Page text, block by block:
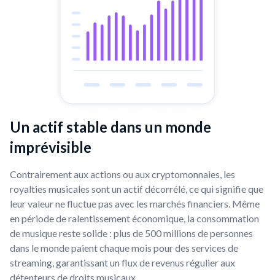
Un actif stable dans un monde
imprévisible
Contrairement aux actions ou aux cryptomonnaies, les
royalties musicales sont un actif décorrélé, ce qui signifie que
leur valeur ne fluctue pas avec les marchés financiers. Même
en période de ralentissement économique, la consommation
de musique reste solide : plus de 500 millions de personnes
dans le monde paient chaque mois pour des services de
streaming, garantissant un flux de revenus régulier aux
détenteurs de droits musicaux.